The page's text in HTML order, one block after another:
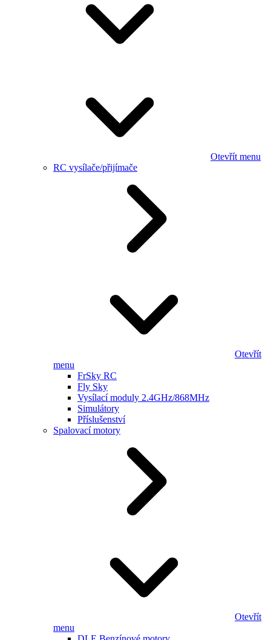
Otevřít menu
RC vysílače/přijímače
Otevřít
menu
FrSky RC
Fly Sky
Vysílací moduly 2.4GHz/868MHz
Simulátory
Příslušenství
Spalovací motory
Otevřít
menu